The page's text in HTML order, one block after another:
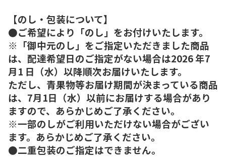
【のし・包装について】
●ご希望により「のし」をお付けいたします。
※「御中元のし」をご指定いただきました商品
は、配達希望日のご指定がない場合は2026 年7
月1 日（水）以降順次お届けいたします。
ただし、青果物等お届け期間が決まっている商品
は、7月1日（水）以前にお届けする場合があり
ますので、あらかじめご了承ください。
※一部のしがご利用いただけない場合がござい
ます。あらかじめご了承ください。
●二重包装のご指定はできません。